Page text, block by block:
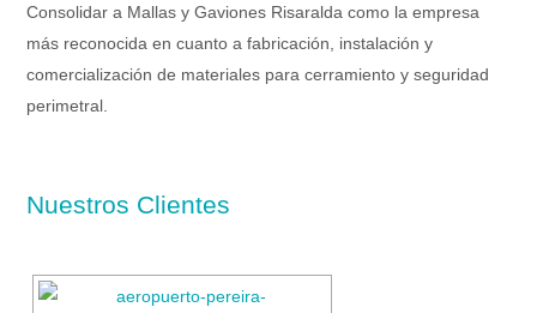
Consolidar a Mallas y Gaviones Risaralda como la empresa
más reconocida en cuanto a fabricación, instalación y
comercialización de materiales para cerramiento y seguridad
perimetral.
Nuestros Clientes